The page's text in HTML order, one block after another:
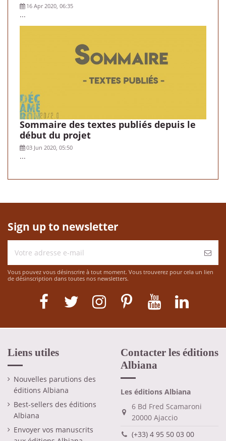
16 Apr 2020, 06:35
...
Sommaire des textes publiés depuis le
début du projet
03 Jun 2020, 05:50
...
Sign up to newsletter
Vous pouvez vous désinscrire à tout moment. Vous trouverez pour cela un lien
de désinscription dans toutes nos newsletters.
Liens utiles
Nouvelles parutions des
éditions Albiana
Best-sellers des éditions
Albiana
Envoyer vos manuscrits
Contacter les éditions
Albiana
Les éditions Albiana
6 Bd Fred Scamaroni
20000 Ajaccio
(+33) 4 95 50 03 00